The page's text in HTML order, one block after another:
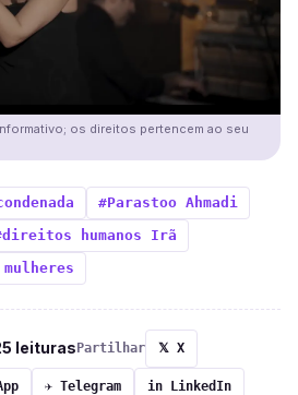
os direitos pertencem ao seu
#Parastoo Ahmadi
humanos Irã
leituras Partilhar 𝕏 X
✈ Telegram in LinkedIn